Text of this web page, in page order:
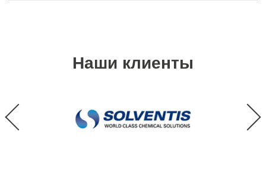
Наши клиенты